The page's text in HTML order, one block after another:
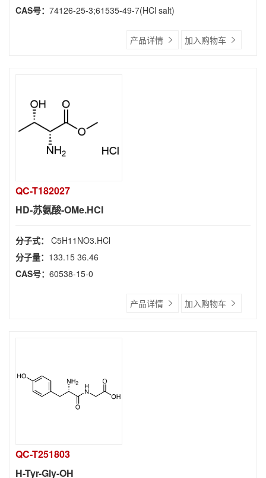
CAS号： 74126-25-3;61535-49-7(HCl salt)
产品详情 加入购物车
QC-T182027
HD-苏氨酸-OMe.HCl
分子式： C5H11NO3.HCl
分子量： 133.15 36.46
CAS号： 60538-15-0
产品详情 加入购物车
QC-T251803
H-Tyr-Gly-OH